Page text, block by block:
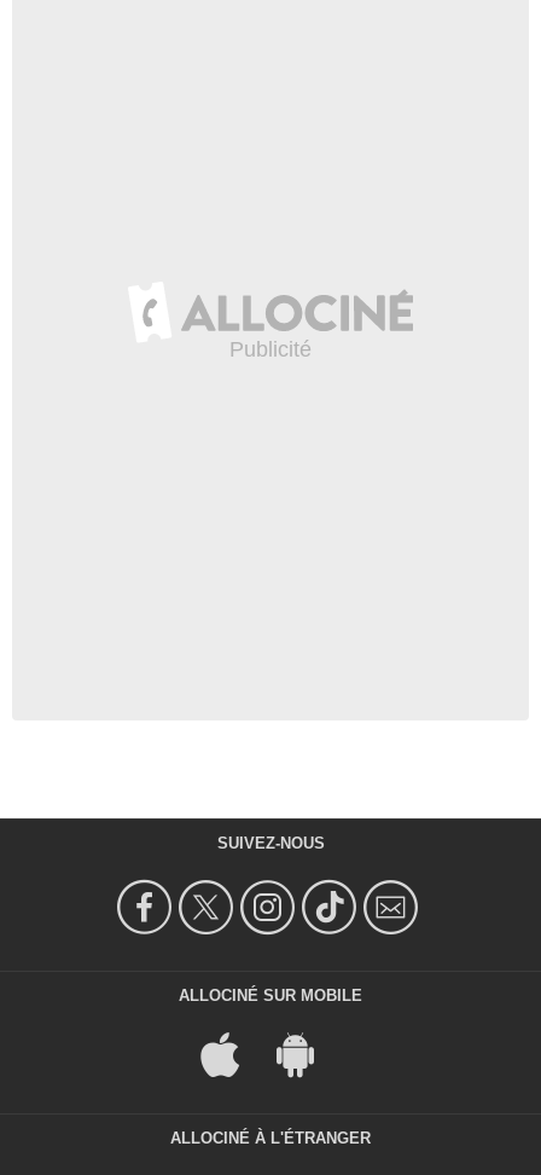
SUIVEZ-NOUS
ALLOCINÉ SUR MOBILE
ALLOCINÉ À L'ÉTRANGER